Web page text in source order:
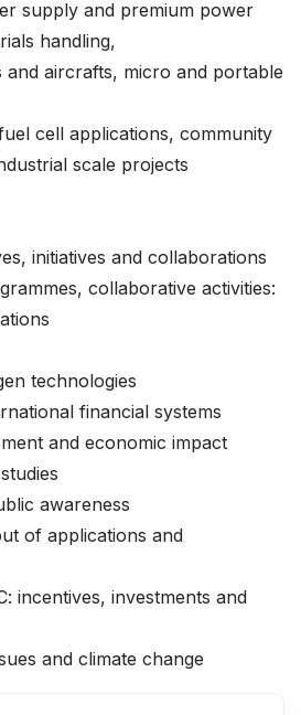
supply and premium power
handling,
and aircrafts, micro and portable
cell applications, community
scale projects
initiatives and collaborations
collaborative activities:
technologies
financial systems
and economic impact
awareness
of applications and
incentives, investments and
and climate change